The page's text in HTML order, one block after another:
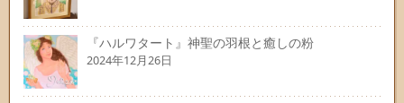
『ハルワタート』神聖の羽根と癒しの粉
2024年12月26日